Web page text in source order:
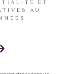
ET
AU